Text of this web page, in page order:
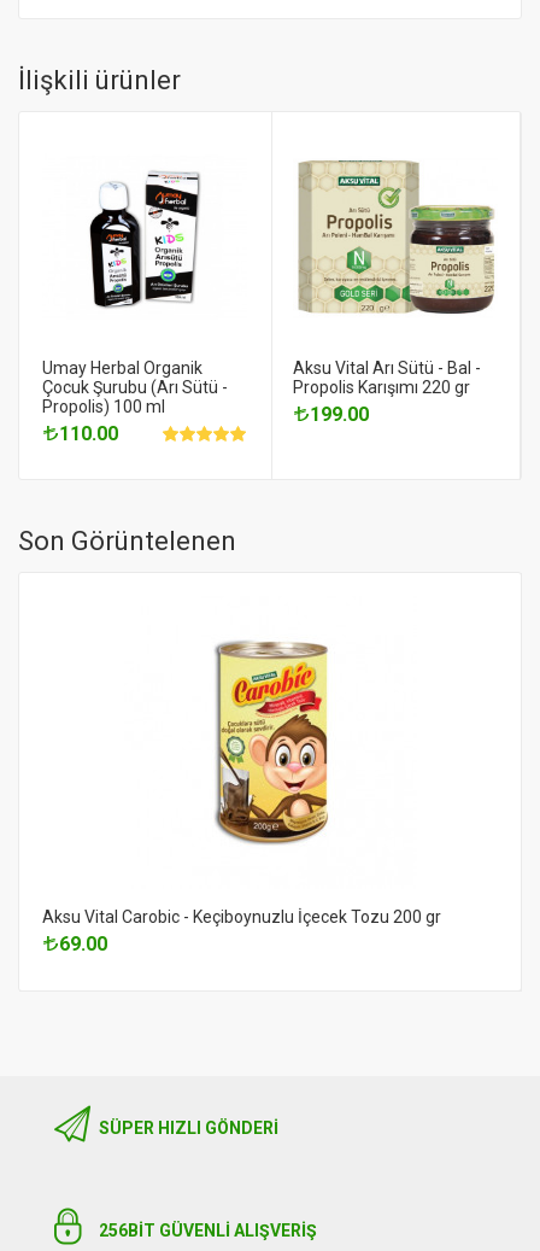
İlişkili ürünler
Umay Herbal Organik
Çocuk Şurubu (Arı Sütü -
Propolis) 100 ml
110.00
Aksu Vital Arı Sütü - Bal -
Propolis Karışımı 220 gr
199.00
Son Görüntelenen
Aksu Vital Carobic - Keçiboynuzlu İçecek Tozu 200 gr
69.00
SÜPER HIZLI GÖNDERI
256BIT GÜVENLİ ALIŞVERİŞ